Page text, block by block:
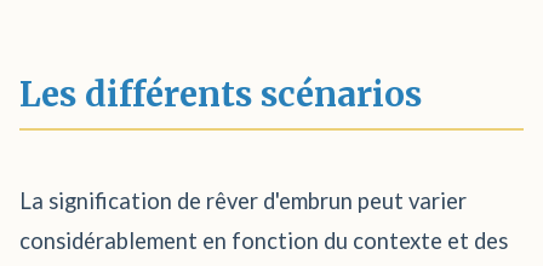
Les différents scénarios
La signification de rêver d'embrun peut varier
considérablement en fonction du contexte et des